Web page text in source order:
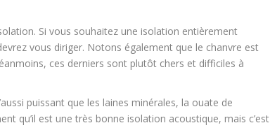
Si vous souhaitez une isolation entièrement
vous diriger. Notons également que le chanvre est
ces derniers sont plutôt chers et difficiles à
puissant que les laines minérales, la ouate de
qu’il est une très bonne isolation acoustique, mais c’est